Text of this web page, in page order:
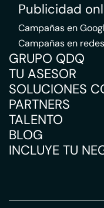
Publicidad
Campañas en
Campañas en
GRUPO QDQ
TU ASESOR
SOLUCIONES
PARTNERS
TALENTO
BLOG
INCLUYE TU